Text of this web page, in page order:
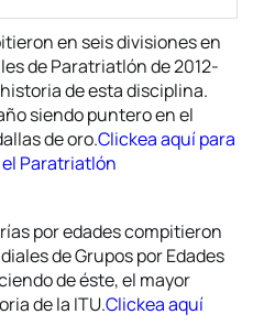
en seis divisiones en
de Paratriatlón de 2012-
de esta disciplina.
siendo puntero en el
de oro.Clickea aquí para
Paratriatlón
por edades compitieron
de Grupos por Edades
de éste, el mayor
de la ITU.Clickea aquí